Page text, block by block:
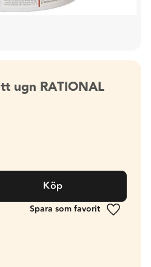
ugn RATIONAL
Köp
Lägg till